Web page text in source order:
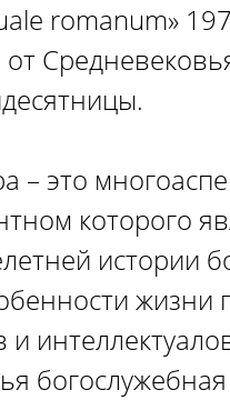
romanum»
– это
которого
истории
жизни
богослужебная